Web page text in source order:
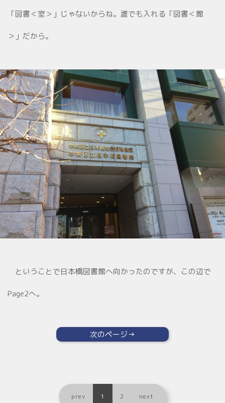
「図書＜室＞」じゃないからね。誰でも入れる「図書＜館
＞」だから。
ということで日本橋図書館へ向かったのですが、この辺で
Page2へ。
次のページ→
prev 1 2 next